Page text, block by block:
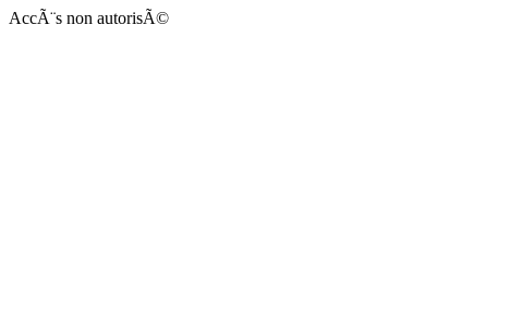
AccÃ¨s non autorisÃ©